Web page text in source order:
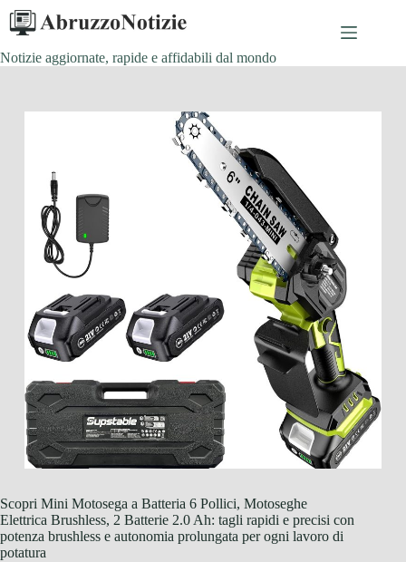
Salta
contenuto
Notizie aggiornate, rapide e affidabili dal mondo
Scopri Mini Motosega a Batteria 6 Pollici, Motoseghe
Elettrica Brushless, 2 Batterie 2.0 Ah: tagli rapidi e precisi con
potenza brushless e autonomia prolungata per ogni lavoro di
potatura